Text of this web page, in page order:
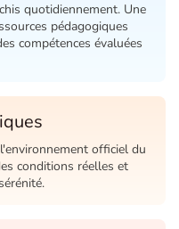
quotidiennement. Une
pédagogiques
compétences évaluées
officiel du
conditions réelles et